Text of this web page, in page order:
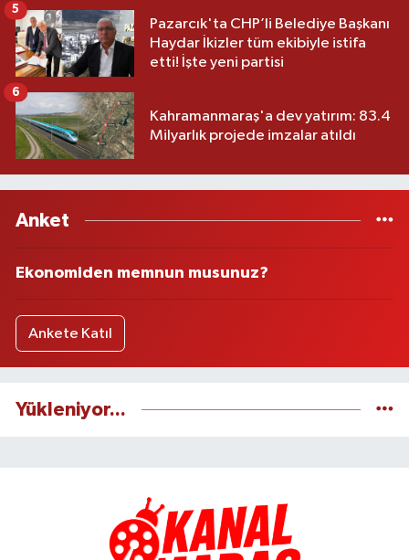
Pazarcık'ta CHP’li Belediye Başkanı
Haydar İkizler tüm ekibiyle istifa
etti! İşte yeni partisi
5
Kahramanmaraş'a dev yatırım: 83.4
Milyarlık projede imzalar atıldı
6
Anket
Ekonomiden memnun musunuz?
Ankete Katıl
Yükleniyor...